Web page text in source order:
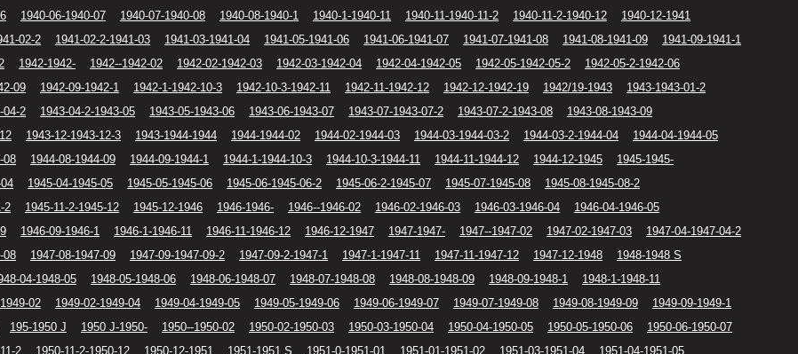
1940-06-1940-07 1940-07-1940-08 1940-08-1940-1 1940-1-1940-11 1940-11-1940-11-2 1940-11-2-1940-12
1940-12-1941
02-2 1941-02-2-1941-03 1941-03-1941-04 1941-05-1941-06 1941-06-1941-07 1941-07-1941-08 1941-08-1941-09
1941-09-1941-1
1942-1942- 1942--1942-02 1942-02-1942-03 1942-03-1942-04 1942-04-1942-05 1942-05-1942-05-2
1942-05-2-1942-06
09 1942-09-1942-1 1942-1-1942-10-3 1942-10-3-1942-11 1942-11-1942-12 1942-12-1942-19 1942/19-1943
1943-1943-01-2
04-2 1943-04-2-1943-05 1943-05-1943-06 1943-06-1943-07 1943-07-1943-07-2 1943-07-2-1943-08
1943-08-1943-09
1943-12-1943-12-3 1943-1944-1944 1944-1944-02 1944-02-1944-03 1944-03-1944-03-2 1944-03-2-1944-04
1944-04-1944-05
08 1944-08-1944-09 1944-09-1944-1 1944-1-1944-10-3 1944-10-3-1944-11 1944-11-1944-12 1944-12-1945
1945-1945-
1945-04-1945-05 1945-05-1945-06 1945-06-1945-06-2 1945-06-2-1945-07 1945-07-1945-08
1945-08-1945-08-2
2 1945-11-2-1945-12 1945-12-1946 1946-1946- 1946--1946-02 1946-02-1946-03 1946-03-1946-04
1946-04-1946-05
1946-09-1946-1 1946-1-1946-11 1946-11-1946-12 1946-12-1947 1947-1947- 1947--1947-02 1947-02-1947-03
1947-04-1947-04-2
08 1947-08-1947-09 1947-09-1947-09-2 1947-09-2-1947-1 1947-1-1947-11 1947-11-1947-12 1947-12-1948
1948-1948 S
04-1948-05 1948-05-1948-06 1948-06-1948-07 1948-07-1948-08 1948-08-1948-09 1948-09-1948-1
1948-1-1948-11
02 1949-02-1949-04 1949-04-1949-05 1949-05-1949-06 1949-06-1949-07 1949-07-1949-08 1949-08-1949-09
1949-09-1949-1
195-1950 J 1950 J-1950- 1950--1950-02 1950-02-1950-03 1950-03-1950-04 1950-04-1950-05 1950-05-1950-06
1950-06-1950-07
2 1950-11-2-1950-12 1950-12-1951 1951-1951 S 1951-0-1951-01 1951-01-1951-02 1951-03-1951-04
1951-04-1951-05